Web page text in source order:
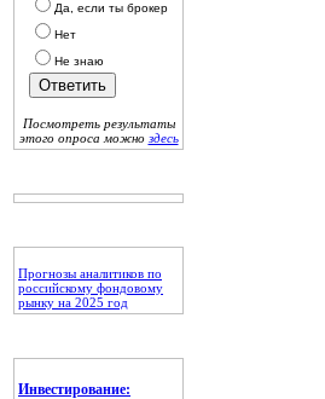
Да, если ты брокер
Нет
Не знаю
Посмотреть результаты
этого опроса можно здесь
Прогнозы аналитиков по
российскому фондовому
рынку на 2025 год
Инвестирование: